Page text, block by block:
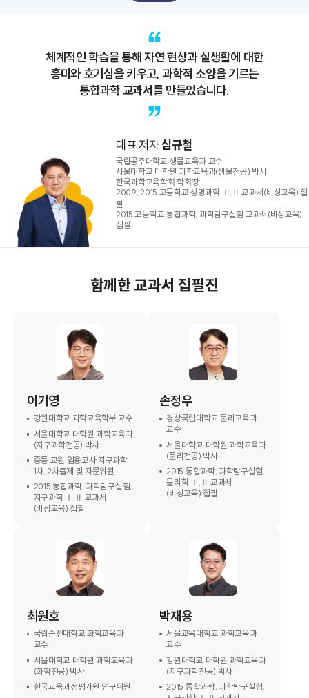
체계적인 학습을 통해 자연 현상과 실생활에 대한
흥미와 호기심을 키우고, 과학적 소양을 기르는
통합과학 교과서를 만들었습니다.
대표 저자심규철
국립공주대학교 생물교육과 교수
서울대학교 대학원 과학교육과(생물전공) 박사
한국과학교육학회 학회장
2009, 2015 고등학교 생명과학 Ⅰ,Ⅱ 교과서(비상교육) 집
필
2015 고등학교 통합과학, 과학탐구실험 교과서(비상교육)
집필
함께한 교과서 집필진
이기영
강원대학교 과학교육학부 교수
서울대학교 대학원 과학교육과
(지구과학전공) 박사
중등 교원 임용고사 지구과학
1차, 2차출제 및 자문위원
2015 통합과학, 과학탐구실험,
지구과학 Ⅰ,Ⅱ 교과서
(비상교육) 집필
손정우
경상국립대학교 물리교육과
교수
서울대학교 대학원 과학교육과
(물리전공) 박사
2015 통합과학, 과학탐구실험,
물리학 Ⅰ,Ⅱ 교과서
(비상교육) 집필
최원호
국립순천대학교 화학교육과
교수
서울대학교 대학원 과학교육과
(화학전공) 박사
한국교육과정평가원 연구위원
박재용
서울교육대학교 과학교육과
교수
강원대학교 대학원 과학교육과
(지구과학전공) 박사
2015 통합과학, 과학탐구실험,